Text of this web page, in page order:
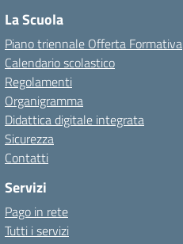
La Scuola
Piano triennale Offerta Formativa
Calendario scolastico
Regolamenti
Organigramma
Didattica digitale integrata
Sicurezza
Contatti
Servizi
Pago in rete
Tutti i servizi